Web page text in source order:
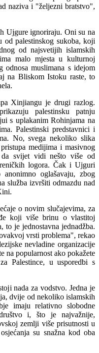
naziva i "željezni bratstvo",
Ujgure ignoriraju. Oni su na
od palestinskog sukoba, koji
od najsvetijih islamskih
malo mjesta u kulturnoj
odnosa muslimana s idejom
na Bliskom Istoku raste, to
Xinjiangu je drugi razlog.
palestinsku patnju
s uplakanim Rohinjama na
Palestinski predstavnici i
No, svega nekoliko slika
medijima i masivnog
da svijet vidi nešto više od
logora. Čak i Ujguri
oglašavaju, zbog
služba izvršiti odmazdu nad
o novim slučajevima, za
koji više brinu o vlastitoj
to je jednostavna jednadžba.
vrsti problema", rekao
nevladine organizacije
na popularnost ako pokažete
Palestince, u usporedbi s
nada za vodstvo. Jedna je
dvije od nekoliko islamskih
imaju relativno slobodne
i, što je najvažnije,
zemlji više prisutnosti u
su snažna kod oba